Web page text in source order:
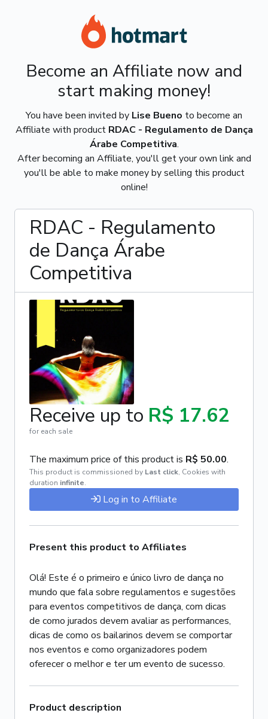
Become an Affiliate now and
start making money!
You have been invited by Lise Bueno to become an
Affiliate with product RDAC - Regulamento de Dança
Árabe Competitiva.
After becoming an Affiliate, you'll get your own link and
you'll be able to make money by selling this product
online!
RDAC - Regulamento
de Dança Árabe
Competitiva
Receive up to R$ 17.62
for each sale
The maximum price of this product is R$ 50.00.
This product is commissioned by Last click, Cookies with
duration infinite.
Log in to Affiliate
Present this product to Affiliates
Olá! Este é o primeiro e único livro de dança no
mundo que fala sobre regulamentos e sugestões
para eventos competitivos de dança, com dicas
de como jurados devem avaliar as performances,
dicas de como os bailarinos devem se comportar
nos eventos e como organizadores podem
oferecer o melhor e ter um evento de sucesso.
Product description